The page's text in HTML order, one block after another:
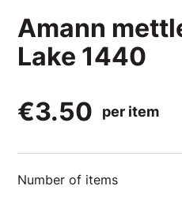
Amann
Lake 1440
€3.50
per item
Number of items